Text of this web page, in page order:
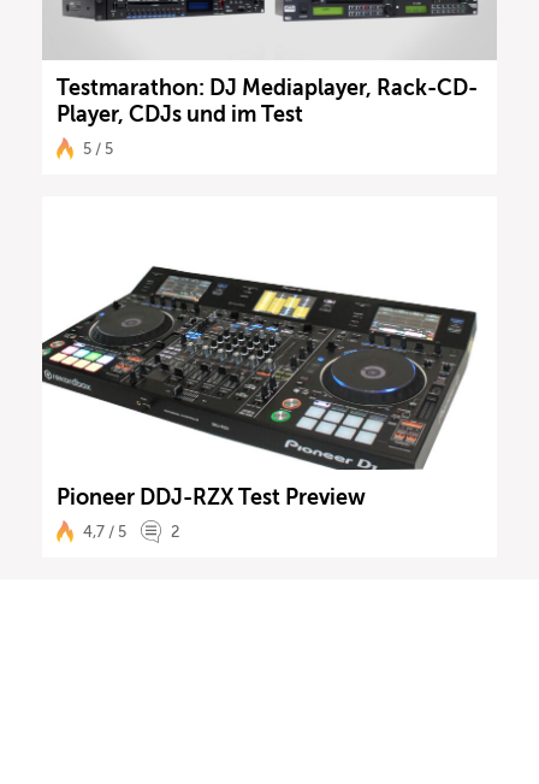
Testmarathon: DJ Mediaplayer, Rack-CD-
Player, CDJs und im Test
5 / 5
Pioneer DDJ-RZX Test Preview
4,7 / 5 2